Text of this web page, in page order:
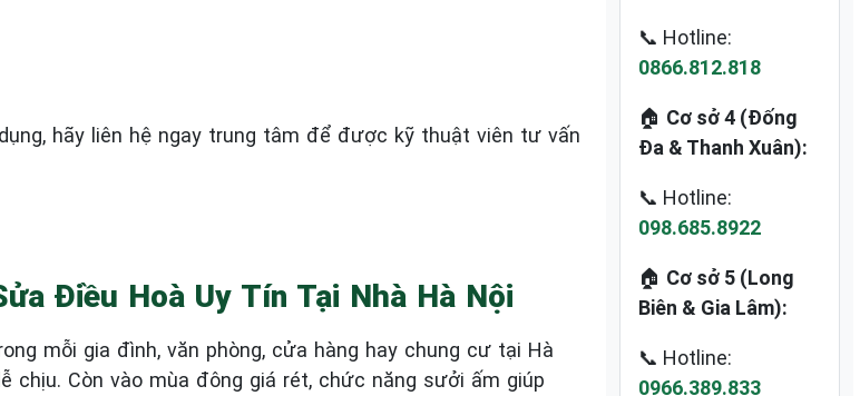
hãy liên hệ ngay trung tâm để được kỹ thuật viên tư vấn
Điều Hoà Uy Tín Tại Nhà Hà Nội
mỗi gia đình, văn phòng, cửa hàng hay chung cư tại Hà
chịu. Còn vào mùa đông giá rét, chức năng sưởi ấm giúp
📞 Hotline:
0866.812.818
🏠 Cơ sở 4 (Đống
Đa & Thanh Xuân):
📞 Hotline:
098.685.8922
🏠 Cơ sở 5 (Long
Biên & Gia Lâm):
📞 Hotline:
0966.389.833